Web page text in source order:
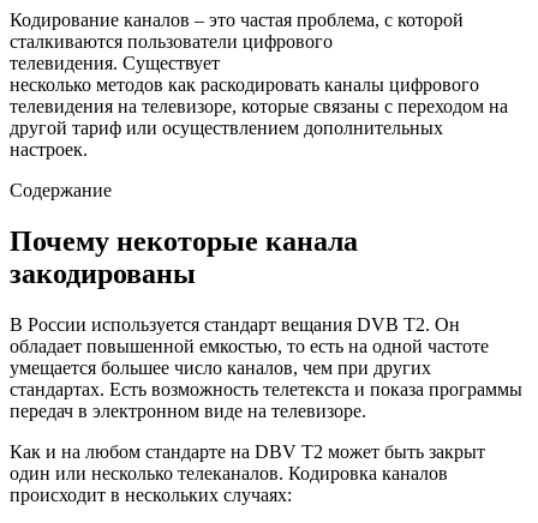
Кодирование каналов – это частая проблема, с которой
сталкиваются пользователи цифрового
телевидения. Существует
несколько методов как раскодировать каналы цифрового
телевидения на телевизоре, которые связаны с переходом на
другой тариф или осуществлением дополнительных
настроек.
Содержание
Почему некоторые канала
закодированы
В России используется стандарт вещания DVB T2. Он
обладает повышенной емкостью, то есть на одной частоте
умещается большее число каналов, чем при других
стандартах. Есть возможность телетекста и показа программы
передач в электронном виде на телевизоре.
Как и на любом стандарте на DBV T2 может быть закрыт
один или несколько телеканалов. Кодировка каналов
происходит в нескольких случаях: